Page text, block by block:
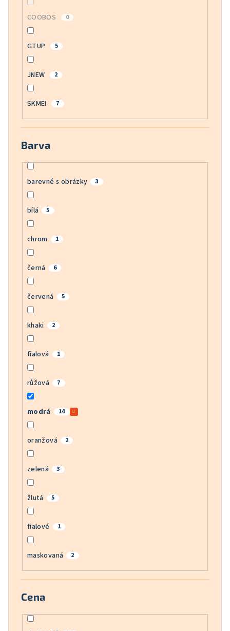
COOBOS 0
GTUP 5
JNEW 2
SKMEI 7
Barva
barevné s obrázky 3
bílá 5
chrom 1
černá 6
červená 5
khaki 2
fialová 1
růžová 7
modrá 14
oranžová 2
zelená 3
žlutá 5
fialové 1
maskovaná 2
Cena